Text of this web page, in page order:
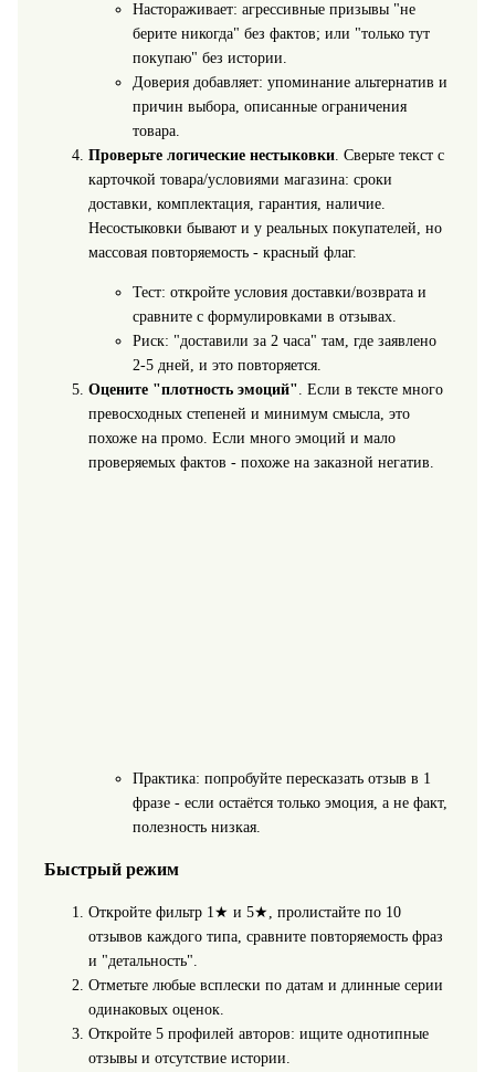
Настораживает: агрессивные призывы "не
берите никогда" без фактов; или "только тут
покупаю" без истории.
Доверия добавляет: упоминание альтернатив и
причин выбора, описанные ограничения
товара.
Проверьте логические нестыковки. Сверьте текст с
карточкой товара/условиями магазина: сроки
доставки, комплектация, гарантия, наличие.
Несостыковки бывают и у реальных покупателей, но
массовая повторяемость - красный флаг.
Тест: откройте условия доставки/возврата и
сравните с формулировками в отзывах.
Риск: "доставили за 2 часа" там, где заявлено
2-5 дней, и это повторяется.
Оцените "плотность эмоций". Если в тексте много
превосходных степеней и минимум смысла, это
похоже на промо. Если много эмоций и мало
проверяемых фактов - похоже на заказной негатив.
Практика: попробуйте пересказать отзыв в 1
фразе - если остаётся только эмоция, а не факт,
полезность низкая.
Быстрый режим
Откройте фильтр 1★ и 5★, пролистайте по 10
отзывов каждого типа, сравните повторяемость фраз
и "детальность".
Отметьте любые всплески по датам и длинные серии
одинаковых оценок.
Откройте 5 профилей авторов: ищите однотипные
отзывы и отсутствие истории.